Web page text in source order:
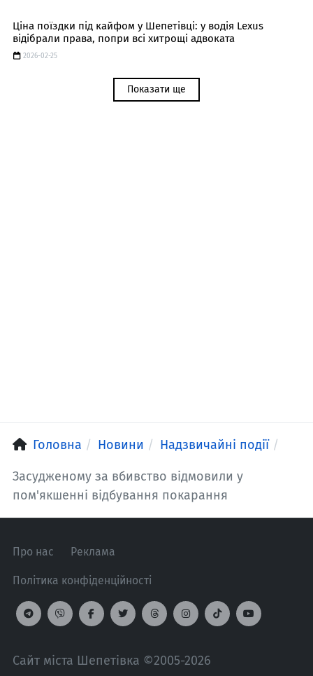
Ціна поїздки під кайфом у Шепетівці: у водія Lexus
відібрали права, попри всі хитрощі адвоката
2026-02-25
Показати ще
Головна Новини Надзвичайні події
Засудженому за вбивство відмовили у
пом'якшенні відбування покарання
Про нас Реклама
Політика конфіденційності
Сайт міста Шепетівка ©2005-2026